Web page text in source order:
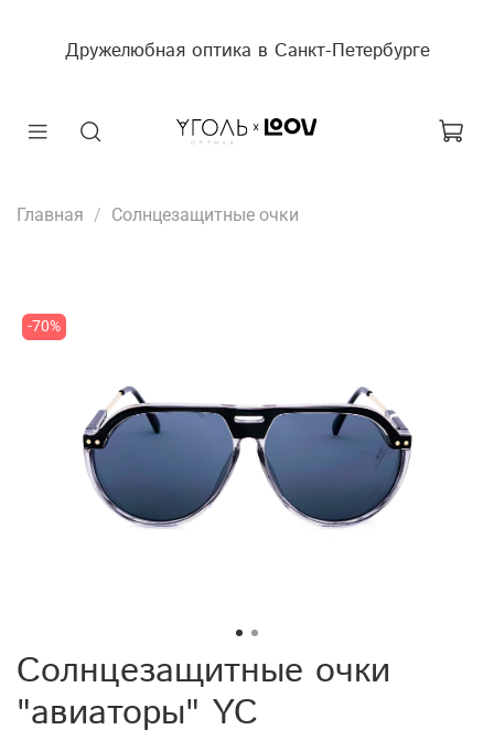
Дружелюбная оптика в Санкт-Петербурге
Главная Солнцезащитные очки
-70%
Солнцезащитные очки
"авиаторы" YC